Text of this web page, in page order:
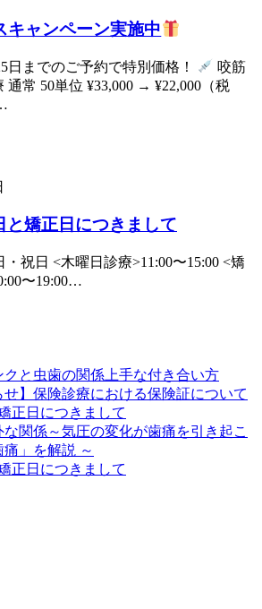
キャンペーン実施中
日までのご予約で特別価格！
咬筋
通常 50単位 ¥33,000 → ¥22,000（税
と矯正日につきまして
祝日 <木曜日診療>11:00〜15:00 <矯
〜19:00…
クと虫歯の関係上手な付き合い方
せ】保険診療における保険証について
正日につきまして
関係～気圧の変化が歯痛を引き起こ
」を解説 ～
正日につきまして